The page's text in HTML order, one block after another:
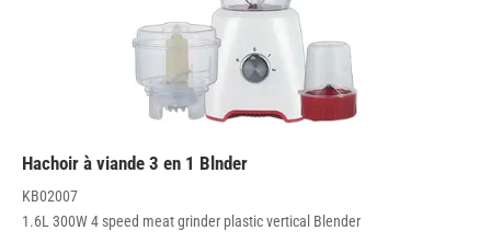
Hachoir à viande 3 en 1 Blnder
KB02007
1.6L 300W 4 speed meat grinder plastic vertical Blender